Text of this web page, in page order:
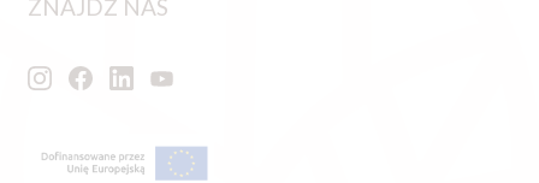
ZNAJDŹ NAS